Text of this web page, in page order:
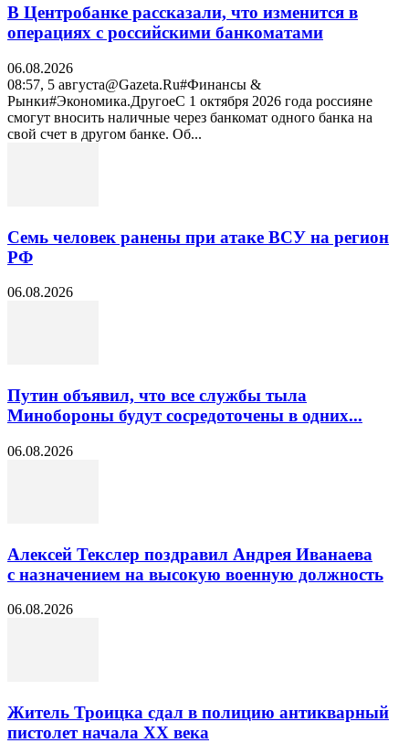
В Центробанке рассказали, что изменится в
операциях с российскими банкоматами
06.08.2026
08:57, 5 августа@Gazeta.Ru#Финансы &
Рынки#Экономика.ДругоеС 1 октября 2026 года россияне
смогут вносить наличные через банкомат одного банка на
свой счет в другом банке. Об...
Семь человек ранены при атаке ВСУ на регион
РФ
06.08.2026
Путин объявил, что все службы тыла
Минобороны будут сосредоточены в одних...
06.08.2026
Алексей Текслер поздравил Андрея Иванаева
с назначением на высокую военную должность
06.08.2026
Житель Троицка сдал в полицию антикварный
пистолет начала XX века